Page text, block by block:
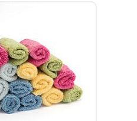
productpagina